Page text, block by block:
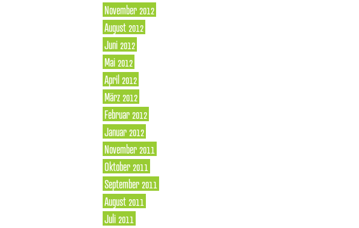
November 2012
August 2012
Juni 2012
Mai 2012
April 2012
März 2012
Februar 2012
Januar 2012
November 2011
Oktober 2011
September 2011
August 2011
Juli 2011